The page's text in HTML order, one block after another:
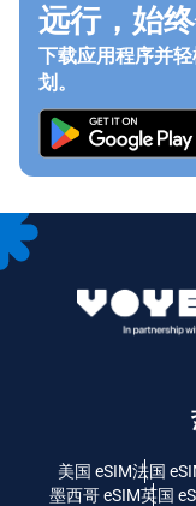
远行，始终
下载应用程序并
划。
美国 eSIM法国
墨西哥 eSIM英国